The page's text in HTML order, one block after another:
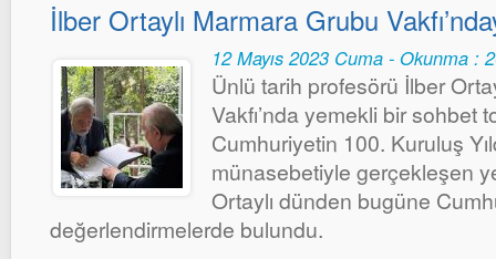
İlber Ortaylı Marmara Grubu
12 Mayıs 2023 Cuma - Okunma :
Ünlü tarih profesörü İlber
Vakfı’nda yemekli bir sohbet
Cumhuriyetin 100. Kuruluş
münasebetiyle gerçekleşen
Ortaylı dünden bugüne
değerlendirmelerde bulundu.